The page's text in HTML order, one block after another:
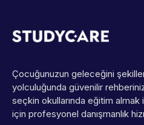
Çocuğunuzun geleceğini
yolculuğunda güvenilir
seçkin okullarında eğitim
için profesyonel danışmanlık